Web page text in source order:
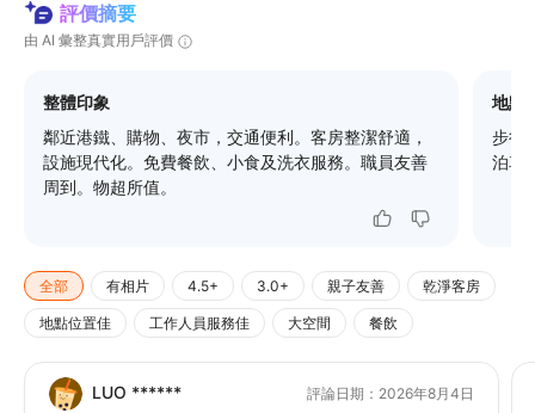
評價摘要
由 AI 彙整真實用戶評價
整體印象
鄰近港鐵、購物、夜市，交通便利。客房整潔舒適，
設施現代化。免費餐飲、小食及洗衣服務。職員友善
周到。物超所值。
地點
步行
泊車
全部 有相片 4.5+ 3.0+ 親子友善 乾淨客房
地點位置佳 工作人員服務佳 大空間 餐飲
LUO ****** 評論日期：2026年8月4日